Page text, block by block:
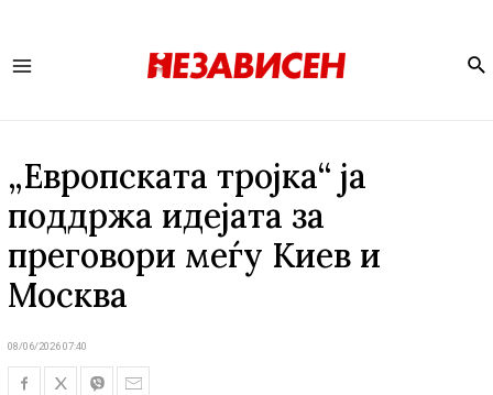
„Европската тројка“ ја
поддржа идејата за
преговори меѓу Киев и
Москва
08/06/2026 07:40